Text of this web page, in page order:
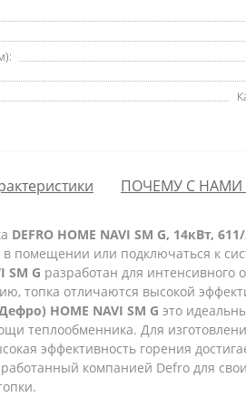
ПОЧЕМУ С
DEFRO HOME NAVI SM G, 14кВт,
в помещении или подключаться к
SM G разработан для
топка отличаются высокой
HOME NAVI SM G это
теплообменника. Для
эффективность горения
компанией Defro для